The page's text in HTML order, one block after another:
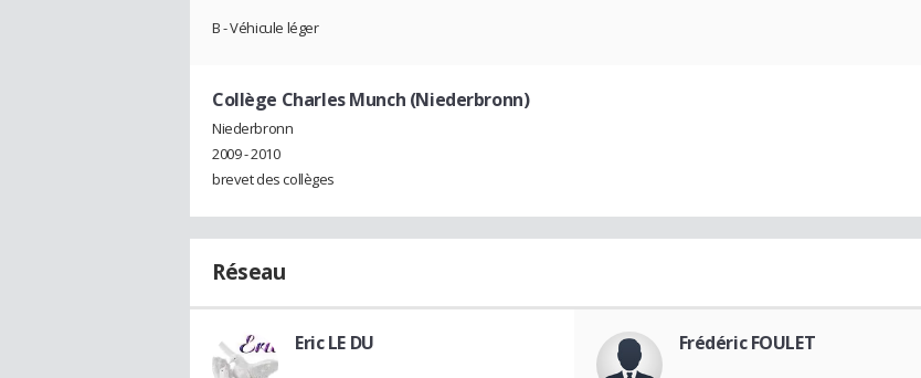
B - Véhicule léger
Collège Charles Munch (Niederbronn)
Niederbronn
2009 - 2010
brevet des collèges
Réseau
Eric LE DU Frédéric FOULET